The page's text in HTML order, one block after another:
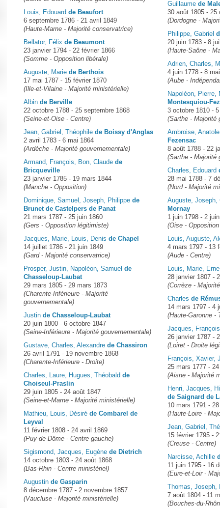
Louis, Edouard de Beaufort
6 septembre 1786 - 21 avril 1849
(Haute-Marne - Majorité conservatrice)
Bellator, Félix de Beaumont
23 janvier 1794 - 22 février 1866
(Somme - Opposition libérale)
Auguste, Marie de Berthois
17 mai 1787 - 15 février 1870
(Ille-et-Vilaine - Majorité ministérielle)
Albin de Berville
22 octobre 1788 - 25 septembre 1868
(Seine-et-Oise - Centre)
Jean, Gabriel, Théophile de Boissy d'Anglas
2 avril 1783 - 6 mai 1864
(Ardèche - Majorité gouvernementale)
Armand, François, Bon, Claude de
Bricqueville
23 janvier 1785 - 19 mars 1844
(Manche - Opposition)
Dominique, Samuel, Joseph, Philippe de
Brunet de Castelpers de Panat
21 mars 1787 - 25 juin 1860
(Gers - Opposition légitimiste)
Jacques, Marie, Louis, Denis de Chapel
14 juillet 1786 - 21 juin 1849
(Gard - Majorité conservatrice)
Prosper, Justin, Napoléon, Samuel de
Chasseloup-Laubat
29 mars 1805 - 29 mars 1873
(Charente-Inférieure - Majorité
gouvernementale)
Justin de Chasseloup-Laubat
20 juin 1800 - 6 octobre 1847
(Seine-Inférieure - Majorité gouvernementale)
Gustave, Charles, Alexandre de Chassiron
26 avril 1791 - 19 novembre 1868
(Charente-Inférieure - Droite)
Charles, Laure, Hugues, Théobald de
Choiseul-Praslin
29 juin 1805 - 24 août 1847
(Seine-et-Marne - Majorité ministérielle)
Mathieu, Louis, Désiré de Combarel de
Leyval
11 février 1808 - 24 avril 1869
(Puy-de-Dôme - Centre gauche)
Sigismond, Jacques, Eugène de Dietrich
14 octobre 1803 - 24 août 1868
(Bas-Rhin - Centre ministériel)
Augustin de Gasparin
8 décembre 1787 - 2 novembre 1857
(Vaucluse - Majorité ministérielle)
Guillaumede
30 août 1805 - 25
(Dordogne -
Philippe, Gabriel
20 juin 1783 - 8
(Haute-Saône -
Adrien, Charles,
4 juin 1778 - 8
(Aube -
Napoléon,
Montesquiou-
3 octobre 1810 -
(Sarthe - Majorité
Ambroise,
Fezensac
8 août 1788 - 22
(Sarthe - Majorité
Charles, Edouard
28 mai 1788 - 7
(Nord - Majorité
Auguste,
Mornay
1 juin 1798 - 2
(Oise -
Louis, Auguste,
4 mars 1797 - 13
(Aude - Centre)
Louis, Marie,
28 janvier 1807 -
(Corrèze -
Charlesde
14 mars 1797 - 4
(Haute-Garonne -
Jacques,
26 janvier 1787 -
(Loiret - Droite
François, Xavier,
25 mars 1777 -
(Aisne - Majorité
Henri, Jacques,
de Saignard de
10 mars 1791 -
(Haute-Loire -
Jean, Gabriel,
15 février 1795 -
(Creuse - Centre)
Narcisse, Achille
11 juin 1795 - 16
(Eure-et-Loir -
Thomas,
7 août 1804 - 11
(Bouches-du-